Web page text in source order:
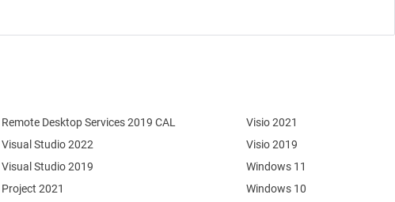
Remote Desktop Services 2019 CAL
Visual Studio 2022
Visual Studio 2019
Project 2021
Visio 2021
Visio 2019
Windows 11
Windows 10